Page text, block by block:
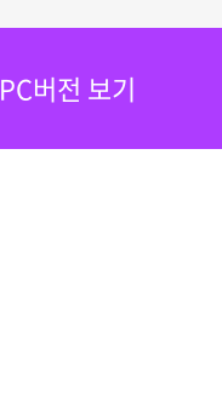
PC버전 보기